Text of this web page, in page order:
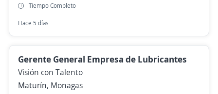
Tiempo Completo
Hace 5 días
Gerente General Empresa de Lubricantes
Visión con Talento
Maturín, Monagas